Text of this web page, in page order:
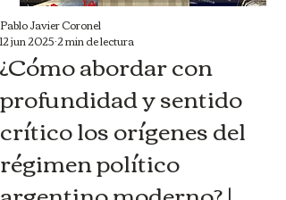
¿Cómo abordar con
profundidad y sentido
crítico los orígenes del
régimen político
Pablo Javier Coronel
12 jun 20252 min de lectura